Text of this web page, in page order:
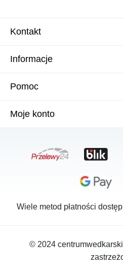
Kontakt
Informacje
Pomoc
Moje konto
Wiele metod płatności
© 2024